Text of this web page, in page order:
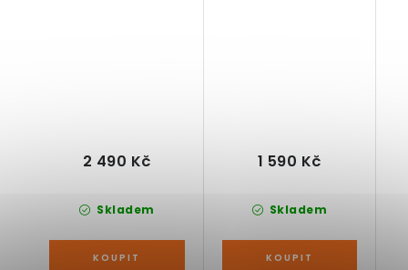
Skladem
2 490 Kč
Skladem
1 590 Kč